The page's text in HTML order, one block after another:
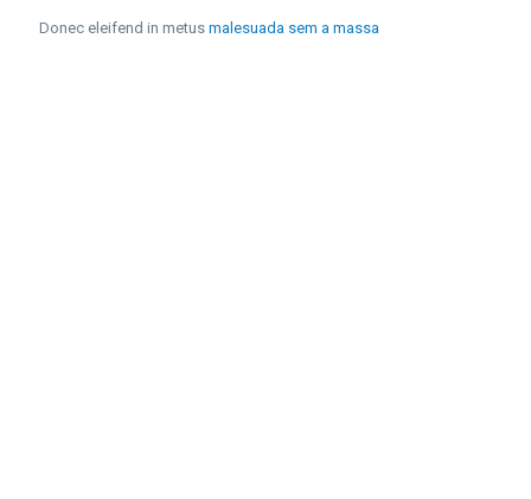
Donec eleifend in metus malesuada sem a massa